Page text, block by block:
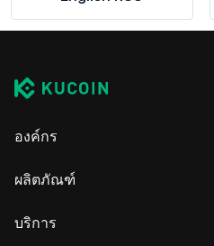
องค์กร
ผลิตภัณฑ์
บริการ